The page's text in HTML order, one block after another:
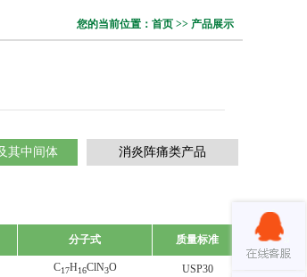
您的当前位置：首页 >> 产品展示
其中间体 消炎阵痛类产品
分子式 质量标准
C17H16ClN3O USP30